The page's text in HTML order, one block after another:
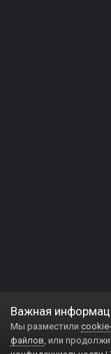
Важная
Мы разместили
файлов, или